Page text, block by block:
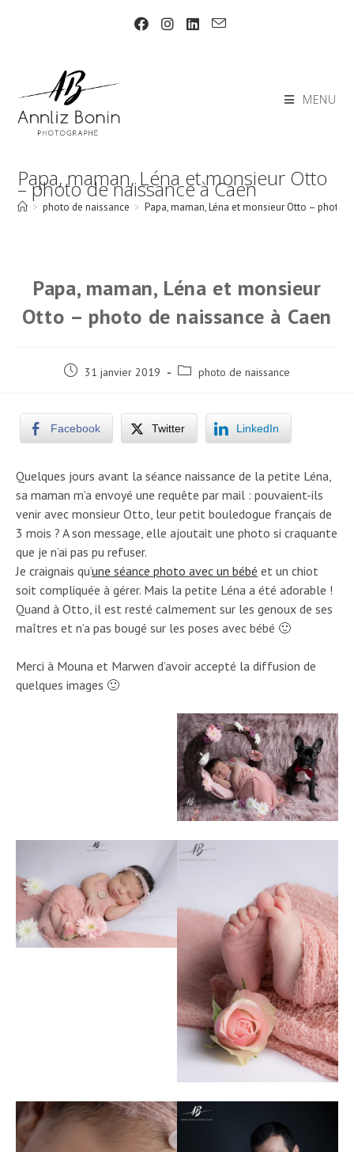
MENU
Papa, maman, Léna et monsieur Otto
– photo de naissance à Caen
> photo de naissance > Papa, maman, Léna et monsieur Otto – photo
Papa, maman, Léna et monsieur
Otto – photo de naissance à Caen
Post 31 janvier 2019
Post photo de naissance
Facebook Twitter LinkedIn
Quelques jours avant la séance naissance de la petite Léna,
sa maman m’a envoyé une requête par mail : pouvaient-ils
venir avec monsieur Otto, leur petit bouledogue français de
3 mois ? A son message, elle ajoutait une photo si craquante
que je n’ai pas pu refuser.
Je craignais qu’une séance photo avec un bébé et un chiot
soit compliquée à gérer. Mais la petite Léna a été adorable !
Quand à Otto, il est resté calmement sur les genoux de ses
maîtres et n’a pas bougé sur les poses avec bébé 🙂
Merci à Mouna et Marwen d’avoir accepté la diffusion de
quelques images 🙂